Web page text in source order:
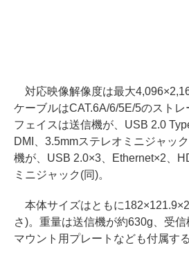
対応映像解像度は最大
ケーブルはCAT.6A/6/5E/5のスト
フェイスは送信機が、USB 2.0
DMI、3.5mmステレオミニジャッ
機が、USB 2.0×3、Ethernet×2、
ミニジャック(同)。
本体サイズはともに
さ)。重量は送信機が約630g、受
マウント用プレートなども付属する